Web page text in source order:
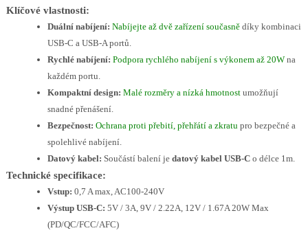
Klíčové vlastnosti:
Duální nabíjení: Nabíjejte až dvě zařízení současnědíky kombinaci
USB-C a USB-A portů.
Rychlé nabíjení: Podpora rychlého nabíjení s výkonem až 20Wna
každém portu.
Kompaktní design: Malé rozměry a nízká hmotnostumožňují
snadné přenášení.
Bezpečnost: Ochrana proti přebití, přehřátí a zkratupro bezpečné a
spolehlivé nabíjení.
Datový kabel: Součástí balení je datový kabel USB-Co délce 1m.
Technické specifikace:
Vstup: 0,7 A max, AC100-240V
Výstup USB-C: 5V / 3A, 9V / 2.22A, 12V / 1.67A 20W Max
(PD/QC/FCC/AFC)